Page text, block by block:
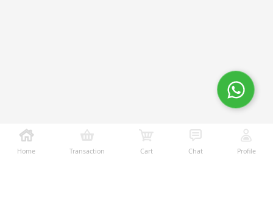
Home Transaction Cart Chat Profile